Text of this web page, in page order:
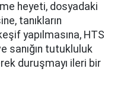
heyeti, dosyadaki
tanıkların
yapılmasına, HTS
sanığın tutukluluk
duruşmayı ileri bir